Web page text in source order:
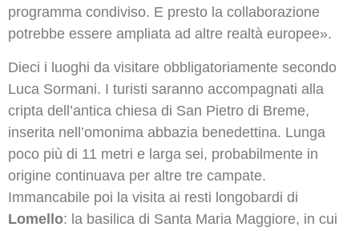
programma condiviso. E presto la collaborazione
potrebbe essere ampliata ad altre realtà europee».
Dieci i luoghi da visitare obbligatoriamente secondo
Luca Sormani. I turisti saranno accompagnati alla
cripta dell’antica chiesa di San Pietro di Breme,
inserita nell’omonima abbazia benedettina. Lunga
poco più di 11 metri e larga sei, probabilmente in
origine continuava per altre tre campate.
Immancabile poi la visita ai resti longobardi di
Lomello: la basilica di Santa Maria Maggiore, in cui